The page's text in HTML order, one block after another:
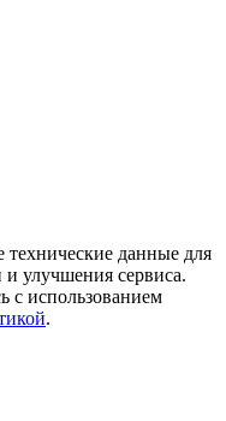
данные для
и улучшения сервиса.
с использованием
.